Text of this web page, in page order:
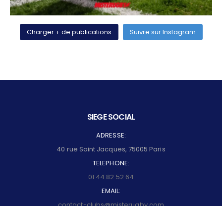
Charger + de publications Suivre sur Instagram
SIEGE SOCIAL
ADRESSE:
40 rue Saint Jacques, 75005 Paris
TELEPHONE:
01 44 82 52 64
EMAIL: